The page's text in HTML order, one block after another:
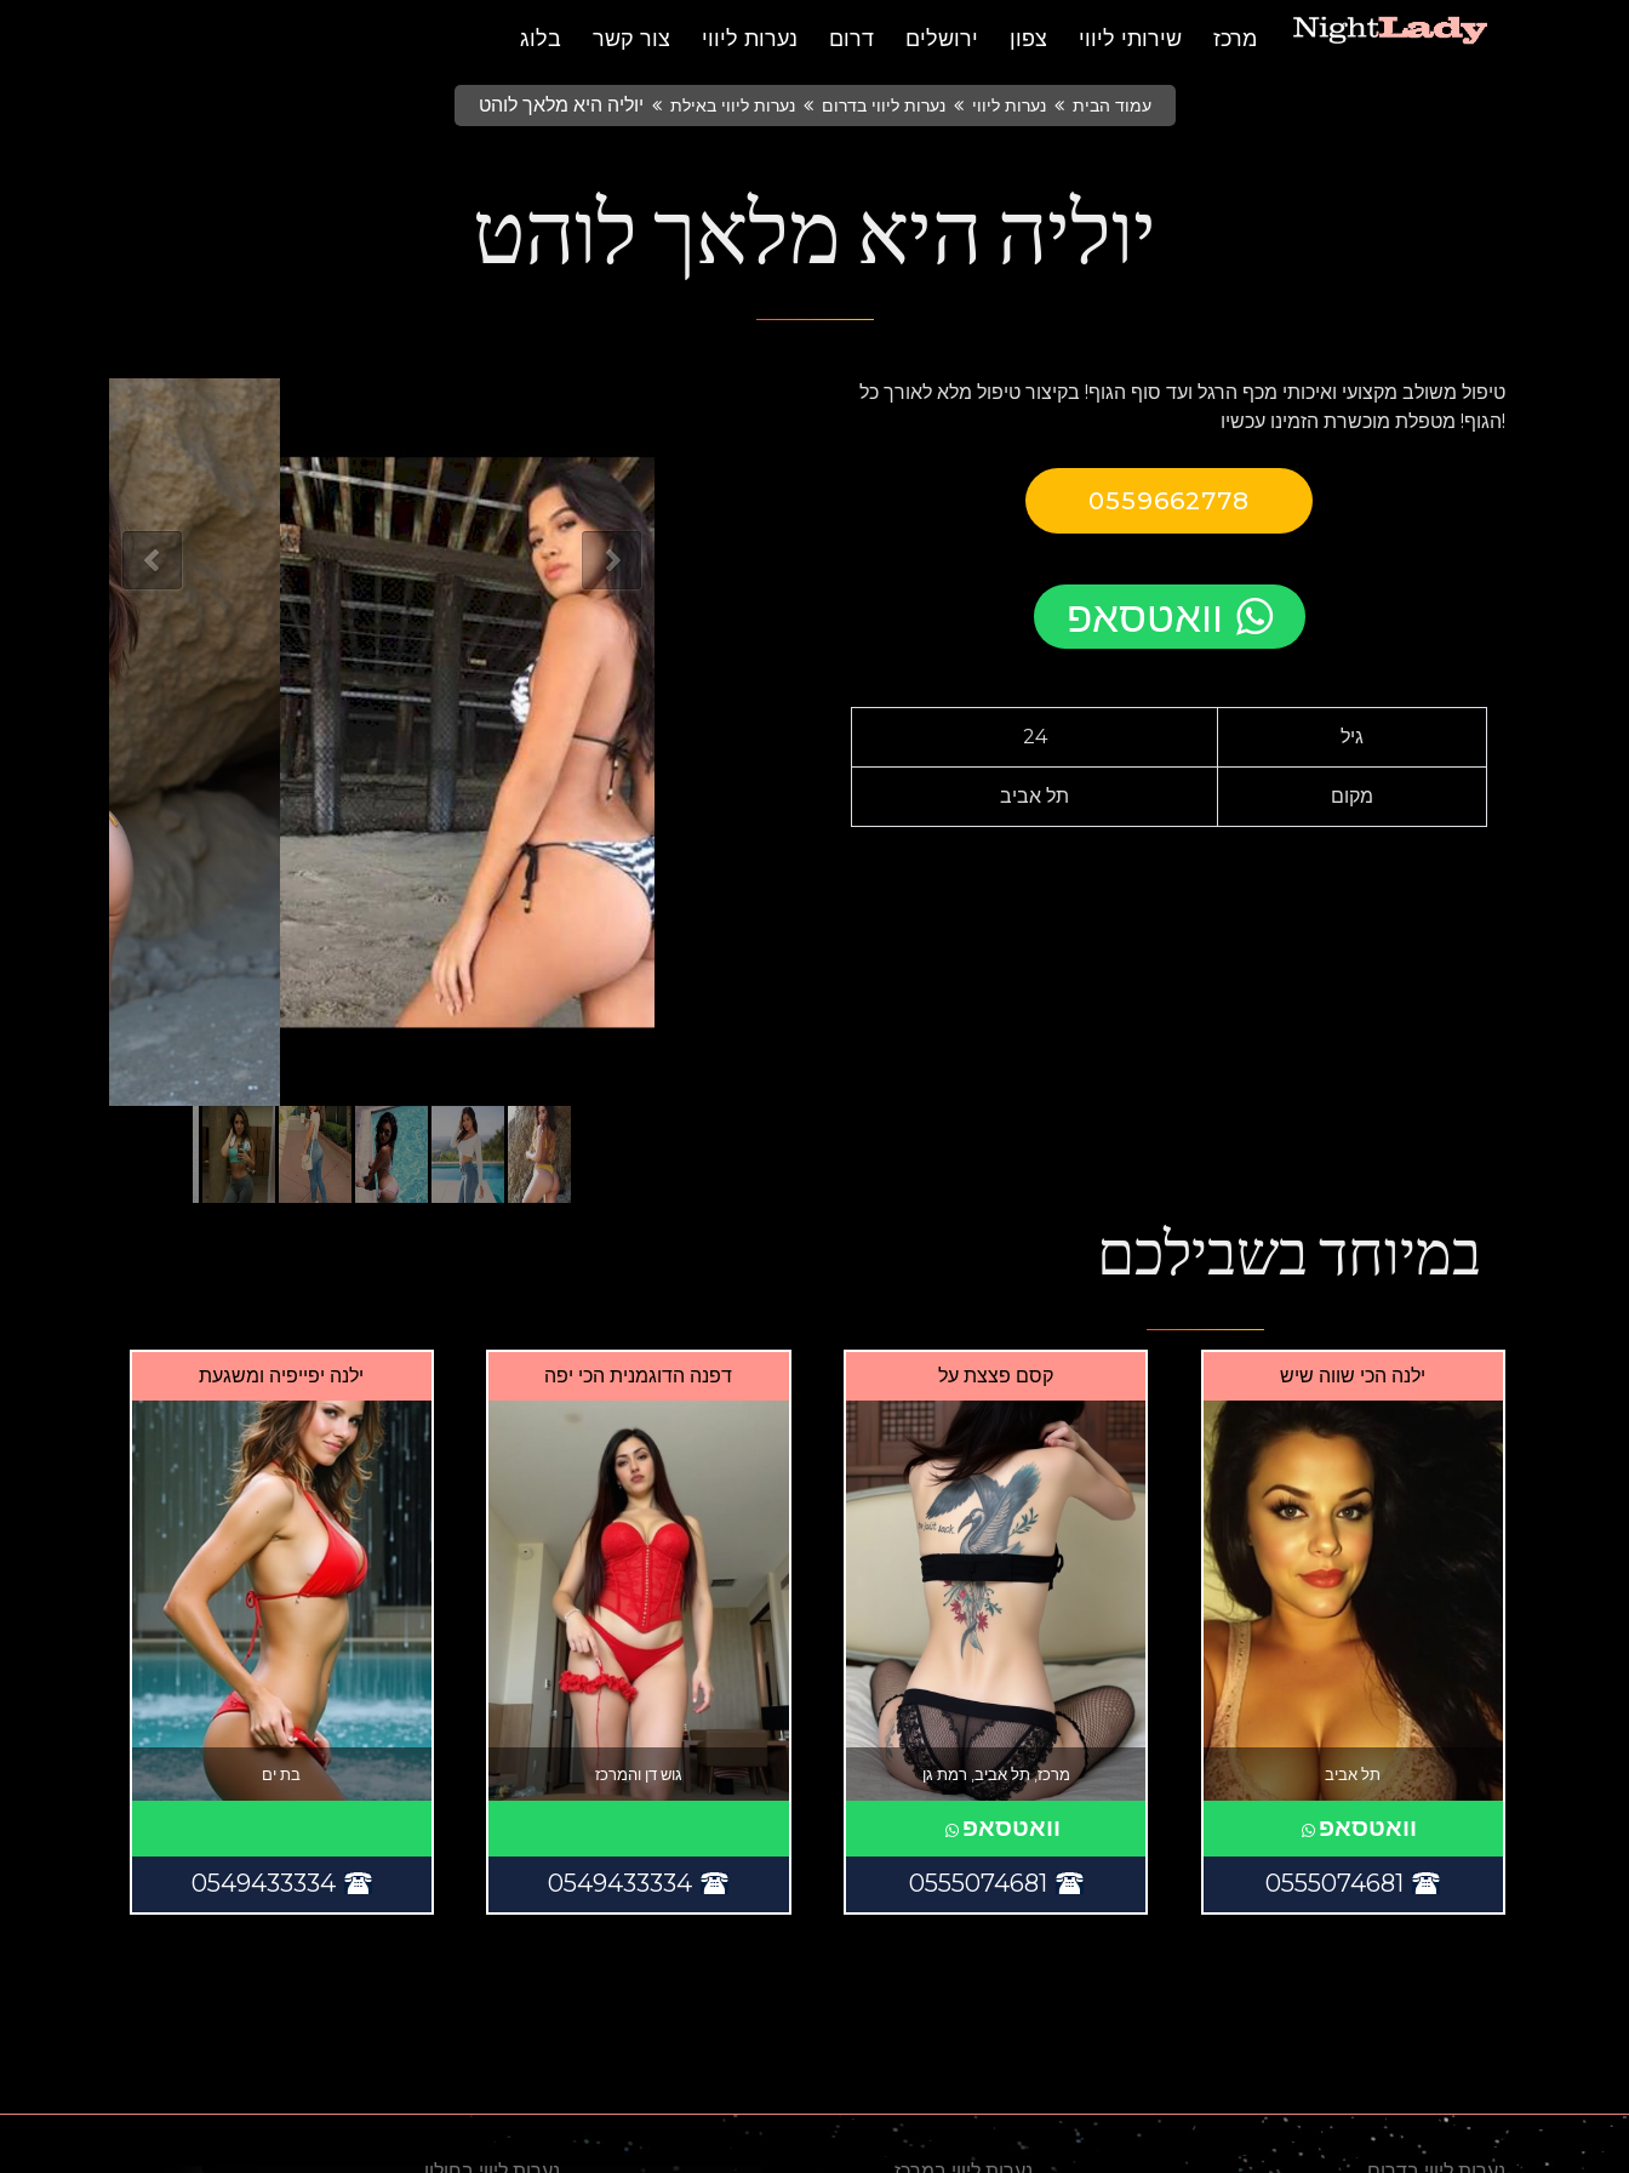
בלוג צור קשר נערות ליווי דרום ירושלים צפון שירותי ליווי מרכז
עמוד הבית נערות ליווי נערות ליווי בדרום נערות ליווי באילת יוליה היא מלאך לוהט
יוליה היא מלאך לוהט
טיפול משולב מקצועי ואיכותי מכף הרגל ועד סוף הגוף! בקיצור טיפול מלא לאורך כל
הגוף! מטפלת מוכשרת הזמינו עכשיו!
0559662778
וואטסאפ
24 גיל
תל אביב מקום
במיוחד בשבילכם
ילנה הכי שווה שיש
תל אביב
וואטסאפ
0555074681
קסם פצצת על
מרכז, תל אביב, רמת גן
וואטסאפ
0555074681
דפנה הדוגמנית הכי יפה
גוש דן והמרכז
0549433334
ילנה יפייפיה ומשגעת
בת ים
0549433334